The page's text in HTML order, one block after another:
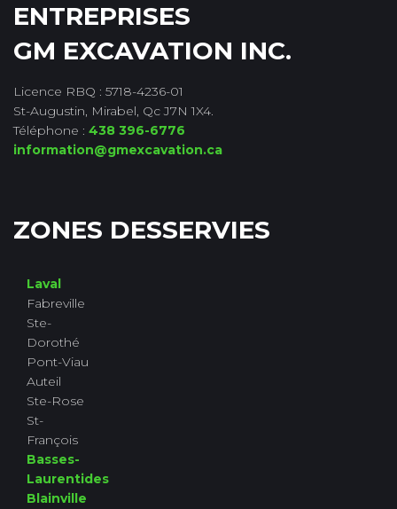
ENTREPRISES
GM EXCAVATION INC.
Licence RBQ : 5718-4236-01
St-Augustin, Mirabel, Qc J7N 1X4.
Téléphone : 438 396-6776
information@gmexcavation.ca
ZONES DESSERVIES
Laval
Fabreville
Ste-
Dorothé
Pont-Viau
Auteil
Ste-Rose
St-
François
Basses-
Laurentides
Blainville